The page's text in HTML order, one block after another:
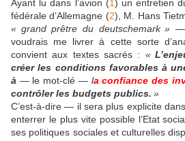
Ayant lu dans l’avion (1) un entretien
fédérale d’Allemagne (2), M. Hans
« grand prêtre du deutschemark »—
voudrais me livrer à cette sorte
convient aux textes sacrés : «
créer les conditions favorables à
à —le mot-clé — la confiance des
contrôler les budgets publics. »
C’est-à-dire — il sera plus explicite
enterrer le plus vite possible l’Etat
ses politiques sociales et culturelles